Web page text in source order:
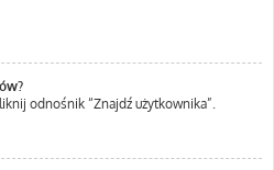
odnośnik “Znajdź użytkownika”.